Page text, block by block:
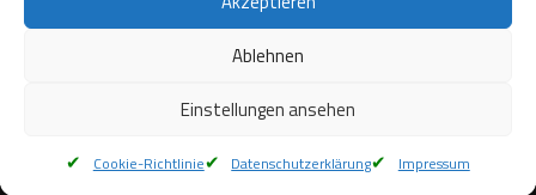
Ablehnen
Einstellungen ansehen
Cookie-Richtlinie Datenschutzerklärung Impressum